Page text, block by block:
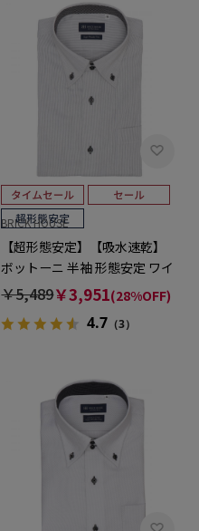
BRICK HOUSE
【超形態安定】【吸水速乾】
ボットーニ 半袖 形態安定 ワイ
シャツ
￥5,489￥3,951(28%OFF)
4.7 （3）